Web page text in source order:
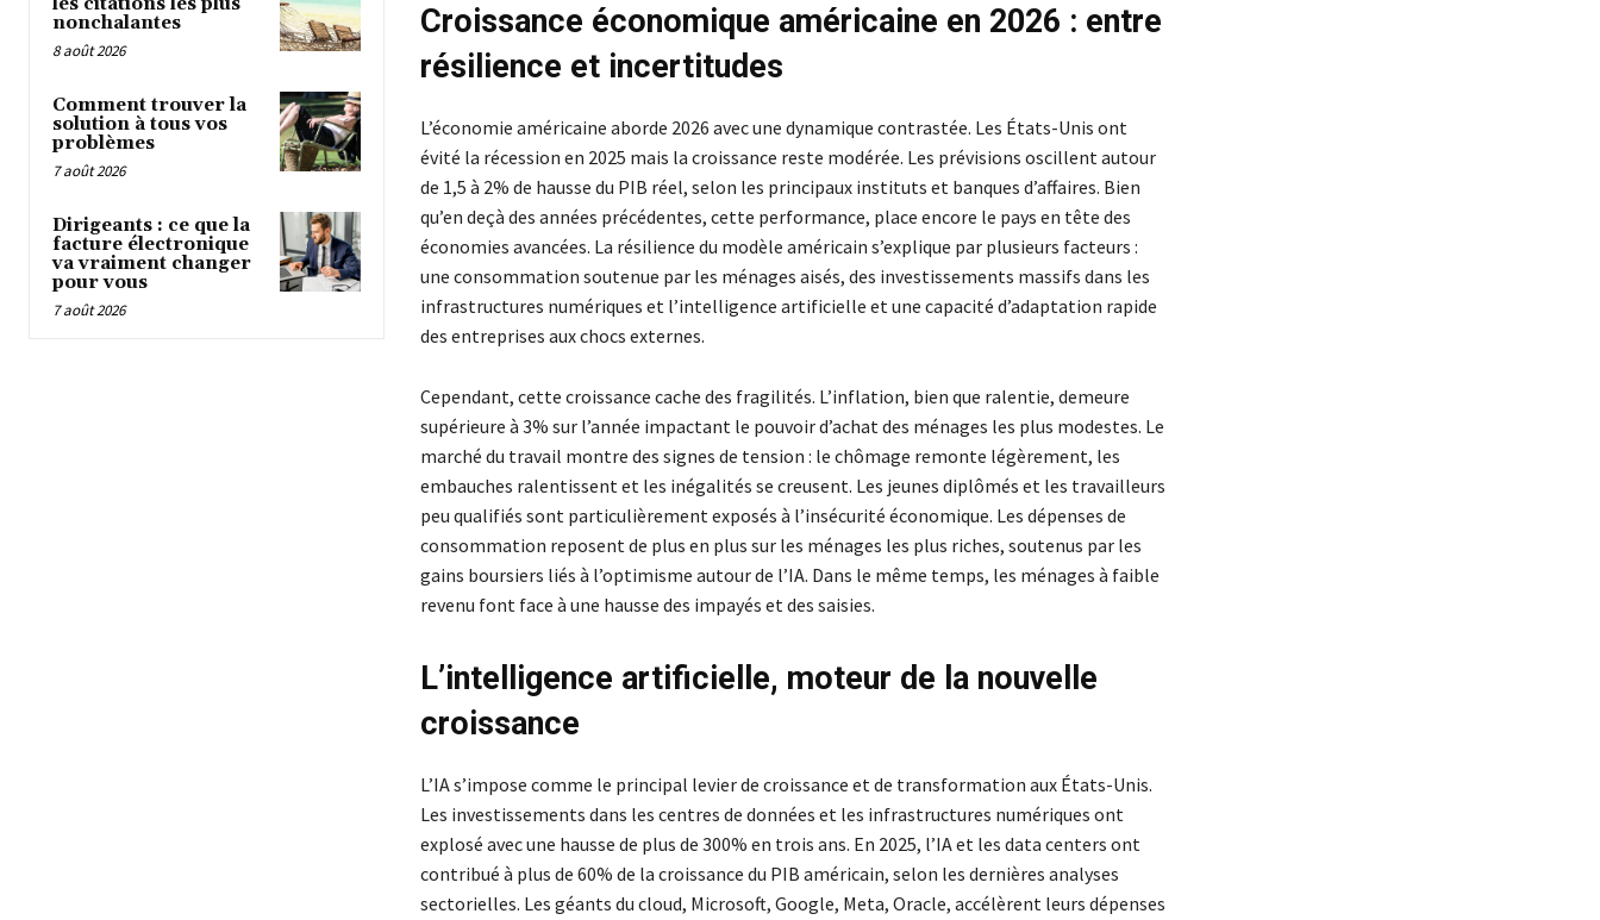
nonchalantes
8 août 2026
Comment trouver la
solution à tous vos
problèmes
7 août 2026
Dirigeants : ce que la
facture électronique
va vraiment changer
pour vous
7 août 2026
Croissance économique américaine en 2026 : entre
résilience et incertitudes
L’économie américaine aborde 2026 avec une dynamique contrastée. Les États-Unis ont
évité la récession en 2025 mais la croissance reste modérée. Les prévisions oscillent autour
de 1,5 à 2% de hausse du PIB réel, selon les principaux instituts et banques d’affaires. Bien
qu’en deçà des années précédentes, cette performance, place encore le pays en tête des
économies avancées. La résilience du modèle américain s’explique par plusieurs facteurs :
une consommation soutenue par les ménages aisés, des investissements massifs dans les
infrastructures numériques et l’intelligence artificielle et une capacité d’adaptation rapide
des entreprises aux chocs externes.
Cependant, cette croissance cache des fragilités. L’inflation, bien que ralentie, demeure
supérieure à 3% sur l’année impactant le pouvoir d’achat des ménages les plus modestes. Le
marché du travail montre des signes de tension : le chômage remonte légèrement, les
embauches ralentissent et les inégalités se creusent. Les jeunes diplômés et les travailleurs
peu qualifiés sont particulièrement exposés à l’insécurité économique. Les dépenses de
consommation reposent de plus en plus sur les ménages les plus riches, soutenus par les
gains boursiers liés à l’optimisme autour de l’IA. Dans le même temps, les ménages à faible
revenu font face à une hausse des impayés et des saisies.
L’intelligence artificielle, moteur de la nouvelle
croissance
L’IA s’impose comme le principal levier de croissance et de transformation aux États-Unis.
Les investissements dans les centres de données et les infrastructures numériques ont
explosé avec une hausse de plus de 300% en trois ans. En 2025, l’IA et les data centers ont
contribué à plus de 60% de la croissance du PIB américain, selon les dernières analyses
sectorielles. Les géants du cloud, Microsoft, Google, Meta, Oracle, accélèrent leurs dépenses